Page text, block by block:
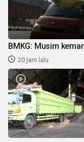
BMKG: Musim
20 jam lalu